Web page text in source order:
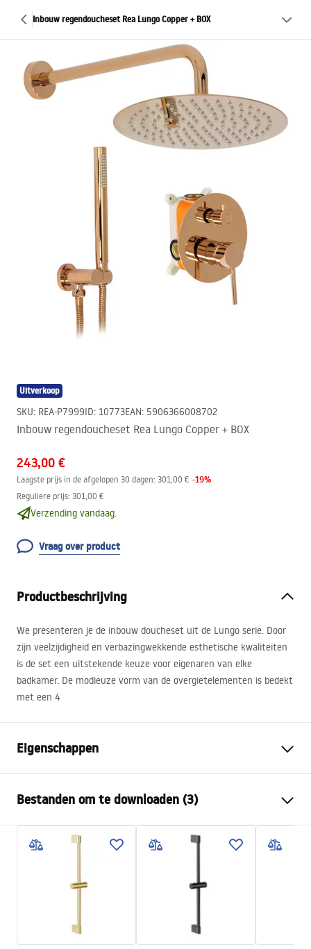
Inbouw regendoucheset Rea Lungo Copper + BOX
Uitverkoop
SKU: REA-P7999ID: 10773EAN: 5906366008702
Inbouw regendoucheset Rea Lungo Copper + BOX
243,00 €
Laagste prijs in de afgelopen 30 dagen: 301,00 € -19%
Reguliere prijs: 301,00 €
Verzending vandaag.
Vraag over product
Productbeschrijving
We presenteren je de inbouw doucheset uit de Lungo serie. Door
zijn veelzijdigheid en verbazingwekkende esthetische kwaliteiten
is de set een uitstekende keuze voor eigenaren van elke
badkamer. De modieuze vorm van de overgietelementen is bedekt
met een 4
Eigenschappen
Materiaal
Messing, ABS
Kraan type
Ééngreeps
Montagewijze
Inbouw
Bestanden om te downloaden (3)
Veiligheidsinformatie
Warranty_Terms_and_Conditions_Faucets_-_5.pdf